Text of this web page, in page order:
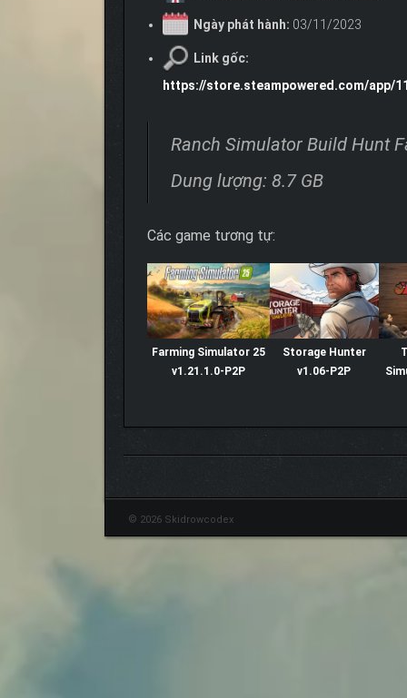
Ngày phát hành: 03/11/2023
Link gốc:
https://store.steampowered.com/app/
Ranch Simulator Build Hunt
Dung lượng: 8.7 GB
Các game tương tự:
Farming Simulator 25
v1.21.1.0-P2P
Storage Hunter
v1.06-P2P
© 2026 Skidrowcodex